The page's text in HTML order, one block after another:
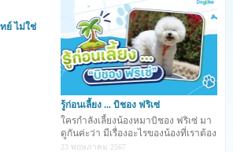
กตอบกลับมามากสุดๆไปดูกันค่ะว่ามี
งที่ต้องการความรักจากเจ้าของแบบ
ย์ ไม่ใช่
รู้ก่อนเลี้ยง ... บิชอง ฟริเซ่
ใครกำลังเลี้ยงน้องหมาบิชอง ฟริเซ่ มา
ดูกันค่ะว่า มีเรื่องอะไรของน้องที่เราต้อง
รู้บ้าง
23 พฤษภาคม 2567